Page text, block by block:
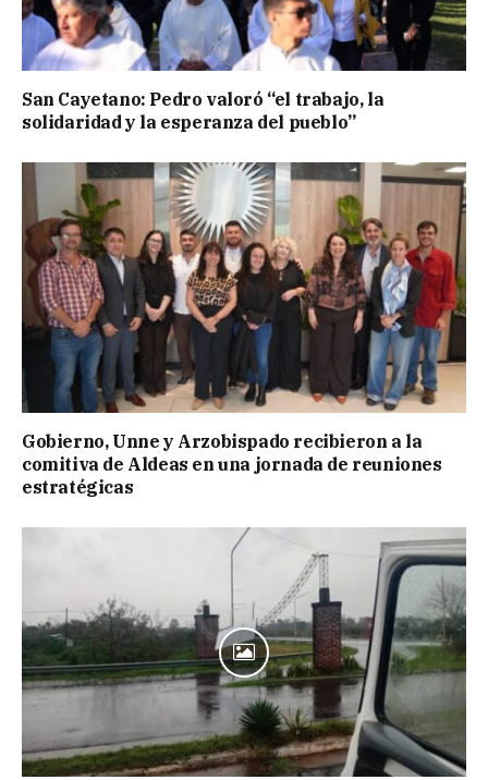
San Cayetano: Pedro valoró “el trabajo, la
solidaridad y la esperanza del pueblo”
Gobierno, Unne y Arzobispado recibieron a la
comitiva de Aldeas en una jornada de reuniones
estratégicas